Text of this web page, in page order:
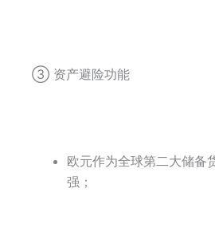
③ 资产避险功能
欧元作为全球第二大储备
强；